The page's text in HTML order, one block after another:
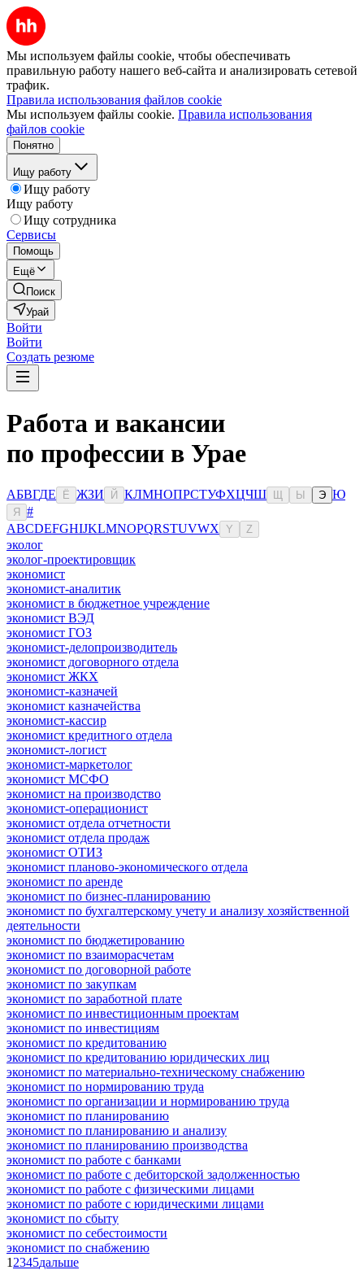
Мы используем файлы cookie, чтобы обеспечивать
правильную работу нашего веб-сайта и анализировать сетевой
трафик.
Правила использования файлов cookie
Мы используем файлы cookie. Правила использования
файлов cookie
Понятно
Ищу работу
Ищу работу
Ищу работу
Ищу сотрудника
Сервисы
Помощь
Ещё
Поиск
Урай
Войти
Войти
Создать резюме
Работа и вакансии
по профессии в Урае
АБВГДЕ Ё ЖЗИ Й КЛМНОПРСТУФХЦЧШ Ы Э Ю
Я
#
ABCDEFGHIJKLMNOPQRSTUVWX Y Z
эколог
эколог-проектировщик
экономист
экономист-аналитик
экономист в бюджетное учреждение
экономист ВЭД
экономист ГОЗ
экономист-делопроизводитель
экономист договорного отдела
экономист ЖКХ
экономист-казначей
экономист казначейства
экономист-кассир
экономист кредитного отдела
экономист-логист
экономист-маркетолог
экономист МСФО
экономист на производство
экономист-операционист
экономист отдела отчетности
экономист отдела продаж
экономист ОТИЗ
экономист планово-экономического отдела
экономист по аренде
экономист по бизнес-планированию
экономист по бухгалтерскому учету и анализу хозяйственной
деятельности
экономист по бюджетированию
экономист по взаиморасчетам
экономист по договорной работе
экономист по закупкам
экономист по заработной плате
экономист по инвестиционным проектам
экономист по инвестициям
экономист по кредитованию
экономист по кредитованию юридических лиц
экономист по материально-техническому снабжению
экономист по нормированию труда
экономист по организации и нормированию труда
экономист по планированию
экономист по планированию и анализу
экономист по планированию производства
экономист по работе с банками
экономист по работе с дебиторской задолженностью
экономист по работе с физическими лицами
экономист по работе с юридическими лицами
экономист по сбыту
экономист по себестоимости
экономист по снабжению
1 2345дальше